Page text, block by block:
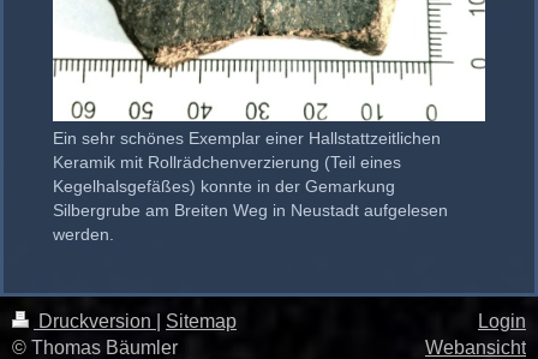
Ein sehr schönes Exemplar einer Hallstattzeitlichen
Keramik mit Rollrädchenverzierung (Teil eines
Kegelhalsgefäßes) konnte in der Gemarkung
Silbergrube am Breiten Weg in Neustadt aufgelesen
werden.
Druckversion
Sitemap
© Thomas Bäumler
Login
Webansicht